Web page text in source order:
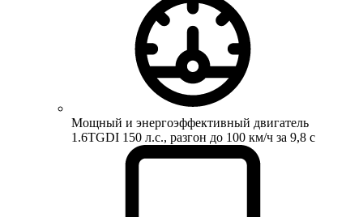
Мощный и энергоэффективный двигатель
1.6TGDI 150 л.с., разгон до 100 км/ч за 9,8 с